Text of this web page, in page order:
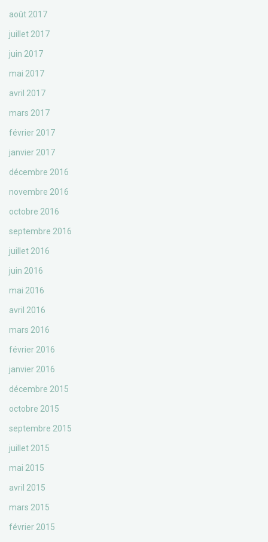
août 2017
juillet 2017
juin 2017
mai 2017
avril 2017
mars 2017
février 2017
janvier 2017
décembre 2016
novembre 2016
octobre 2016
septembre 2016
juillet 2016
juin 2016
mai 2016
avril 2016
mars 2016
février 2016
janvier 2016
décembre 2015
octobre 2015
septembre 2015
juillet 2015
mai 2015
avril 2015
mars 2015
février 2015